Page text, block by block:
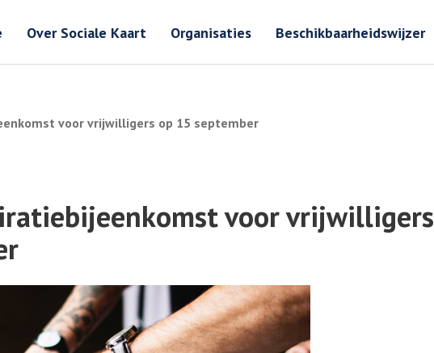
Over Sociale Kaart Organisaties Beschikbaarheidswijzer
voor vrijwilligers op 15 september
voor vrijwilligers